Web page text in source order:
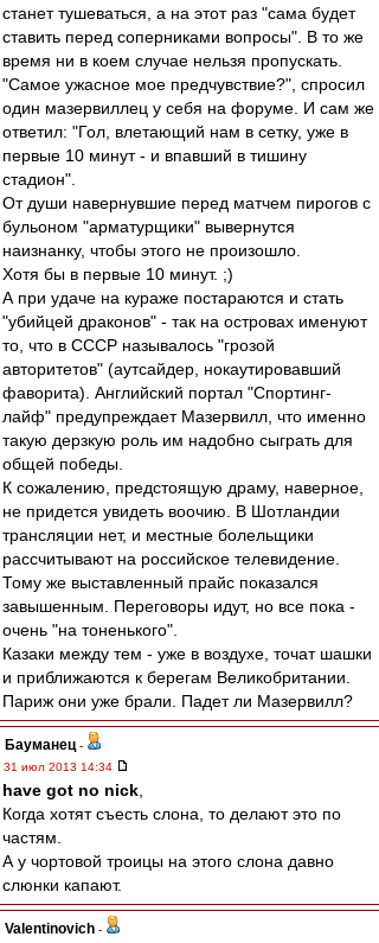
станет тушеваться, а на этот раз "сама будет
ставить перед соперниками вопросы". В то же
время ни в коем случае нельзя пропускать.
"Самое ужасное мое предчувствие?", спросил
один мазервиллец у себя на форуме. И сам же
ответил: "Гол, влетающий нам в сетку, уже в
первые 10 минут - и впавший в тишину
стадион".
От души навернувшие перед матчем пирогов с
бульоном "арматурщики" вывернутся
наизнанку, чтобы этого не произошло.
Хотя бы в первые 10 минут. ;)
А при удаче на кураже постараются и стать
"убийцей драконов" - так на островах именуют
то, что в СССР называлось "грозой
авторитетов" (аутсайдер, нокаутировавший
фаворита). Английский портал "Спортинг-
лайф" предупреждает Мазервилл, что именно
такую дерзкую роль им надобно сыграть для
общей победы.
К сожалению, предстоящую драму, наверное,
не придется увидеть воочию. В Шотландии
трансляции нет, и местные болельщики
рассчитывают на российское телевидение.
Тому же выставленный прайс показался
завышенным. Переговоры идут, но все пока -
очень "на тоненького".
Казаки между тем - уже в воздухе, точат шашки
и приближаются к берегам Великобритании.
Париж они уже брали. Падет ли Мазервилл?
Бауманец -
31 июл 2013 14:34
have got no nick
Когда хотят съесть слона, то делают это по
частям.
А у чортовой троицы на этого слона давно
слюнки капают.
Valentinovich -